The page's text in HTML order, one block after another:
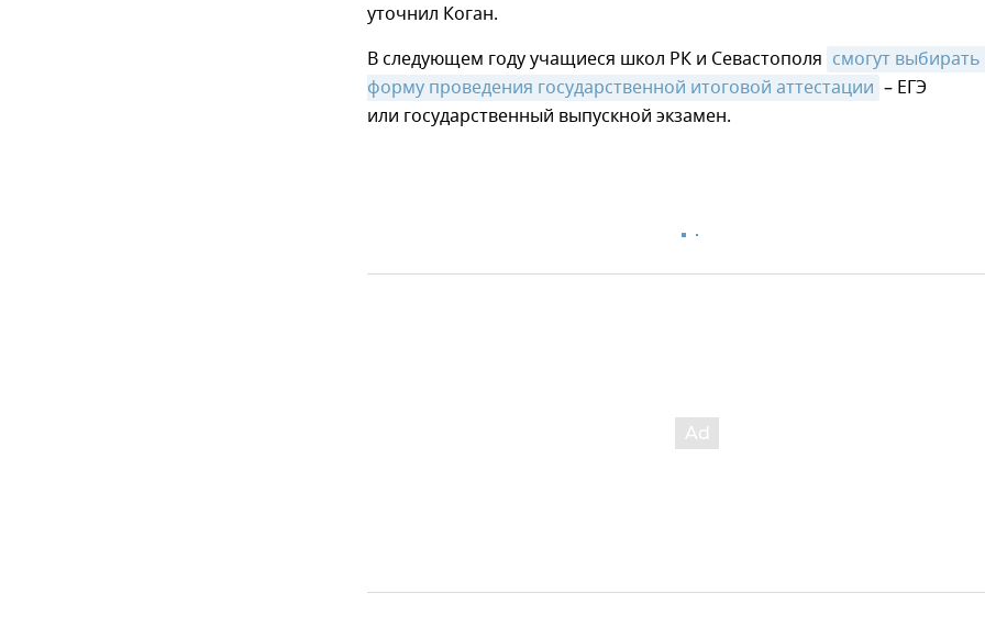
уточнил Коган.
В следующем году учащиеся школ РК и Севастополя смогут выбирать
форму проведения государственной итоговой аттестации – ЕГЭ
или государственный выпускной экзамен.